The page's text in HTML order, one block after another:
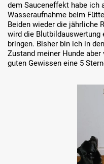
dem Sauceneffekt habe ich
Wasseraufnahme beim
Beiden wieder die jährliche
wird die Blutbildauswertung
bringen. Bisher bin ich in
Zustand meiner Hunde
guten Gewissen eine 5